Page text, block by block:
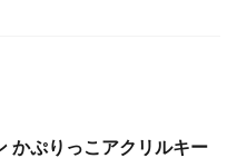
かぷりっこアクリルキー